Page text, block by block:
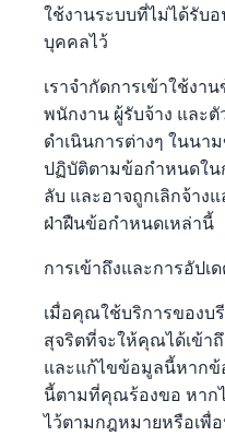
ใช้งานระบบที่ไม่ได้รับ
บุคคลไว้
เราจำกัดการเข้าใช้งา
พนักงาน ผู้รับจ้าง และ
ดำเนินการต่างๆ ในนา
ปฏิบัติตามข้อกำหนดใน
ลับ และอาจถูกเลิกจ้าง
ฝ่าฝืนข้อกำหนดเหล่านี้
การเข้าถึงและการอัป
เมื่อคุณใช้บริการของบ
สุจริตที่จะให้คุณได้เข้
และแก้ไขข้อมูลนี้หาก
นี้ตามที่คุณร้องขอ หาก
ไว้ตามกฎหมายหรือเพื่